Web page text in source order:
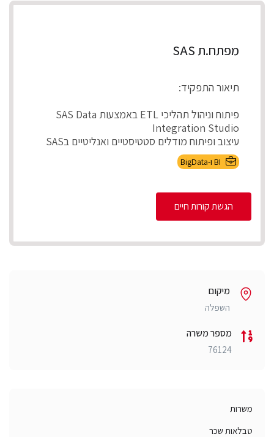
מפתח.ת SAS
תיאור התפקיד:
פיתוח וניהול תהליכי ETL באמצעות SAS Data
Integration Studio
עיצוב ופיתוח מודלים סטטיסטיים ואנליטיים בSAS
ניהול ותחזוקת ...
BI ו-BigData
הגשת קורות חיים
מיקום
השפלה
מספר משרה
76124
משרות
טבלאות שכר